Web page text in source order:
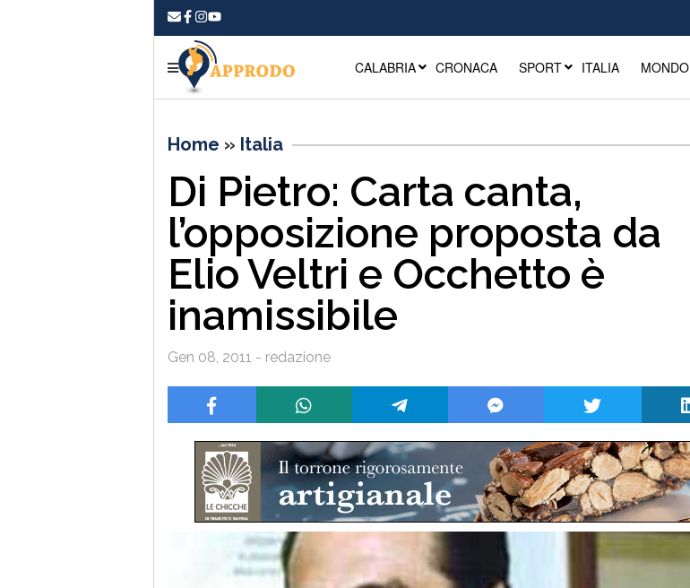
CALABRIA CRONACA SPORT ITALIA MONDO
Home » Italia
Di Pietro: Carta canta,
l’opposizione proposta da
Elio Veltri e Occhetto è
inamissibile
Gen 08, 2011 - redazione